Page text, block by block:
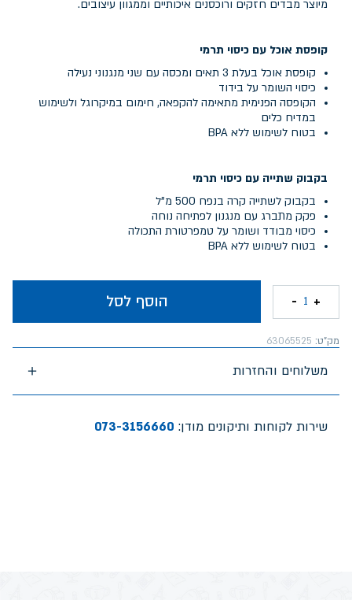
מיוצר מבדים חזקים ורוכסנים איכותיים וממגוון עיצובים.
קופסת אוכל עם כיסוי תרמי
קופסת אוכל בעלת 3 תאים ומכסה עם שני מנגנוני נעילה
כיסוי השומר על בידוד
הקופסה הפנימית מתאימה להקפאה, חימום במיקרוגל ולשימוש
במדיח כלים
בטוח לשימוש ללא BPA
בקבוק שתייה עם כיסוי תרמי
בקבוק לשתייה קרה בנפח 500 מ"ל
פקק מתברג עם מנגנון לפתיחה נוחה
כיסוי מבודד ושומר על טמפרטורת התכולה
בטוח לשימוש ללא BPA
הוסף לסל +
1
-
מק"ט: 63065525
משלוחים והחזרות
שירות לקוחות ותיקונים מודן: 073-3156660